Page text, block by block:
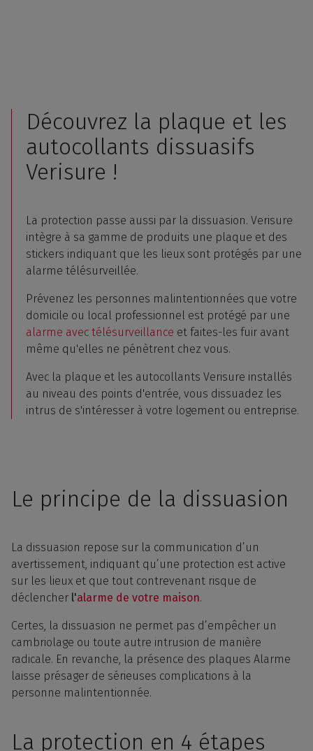
Découvrez la plaque et les
autocollants dissuasifs
Verisure !
La protection passe aussi par la dissuasion. Verisure
intègre à sa gamme de produits une plaque et des
stickers indiquant que les lieux sont protégés par une
alarme télésurveillée.
Prévenez les personnes malintentionnées que votre
domicile ou local professionnel est protégé par une
alarme avec télésurveillance et faites-les fuir avant
même qu'elles ne pénètrent chez vous.
Avec la plaque et les autocollants Verisure installés
au niveau des points d'entrée, vous dissuadez les
intrus de s'intéresser à votre logement ou entreprise.
Le principe de la dissuasion
La dissuasion repose sur la communication d’un
avertissement, indiquant qu’une protection est active
sur les lieux et que tout contrevenant risque de
déclencher l'alarme de votre maison.
Certes, la dissuasion ne permet pas d’empêcher un
cambriolage ou toute autre intrusion de manière
radicale. En revanche, la présence des plaques Alarme
laisse présager de sérieuses complications à la
personne malintentionnée.
La protection en 4 étapes